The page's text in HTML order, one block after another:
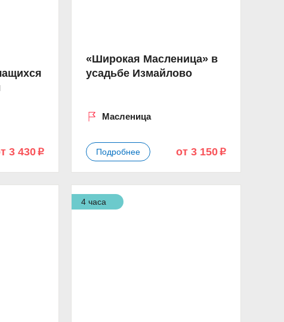
3 430p
«Широкая Масленица» в
усадьбе Измайлово
Масленица
Подробнее от 3 150p
4 часа